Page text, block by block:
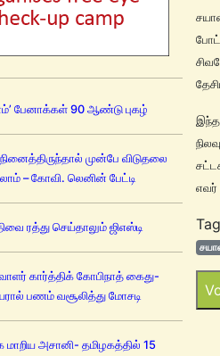
பேனாக்கள் 90 ஆண்டு புகழ்
முன்பே விடுதலை
– கோவி. லெனின் பேட்டி
ரத்து செய்தாலும் ஜிஎஸ்டி
கார்த்திக் கோபிநாத் கைது-
பணம் வசூலித்து மோசடி
மாறிய அசானி- தமிழகத்தில் 15
இந்த
எவர்